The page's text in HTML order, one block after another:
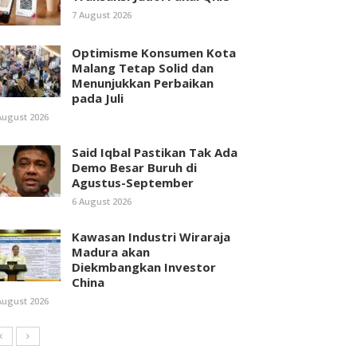
7 August 2026
Optimisme Konsumen Kota
Malang Tetap Solid dan
Menunjukkan Perbaikan
pada Juli
2026
Said Iqbal Pastikan Tak Ada
Demo Besar Buruh di
Agustus-September
6 August 2026
Kawasan Industri Wiraraja
Madura akan
Diekmbangkan Investor
China
2026